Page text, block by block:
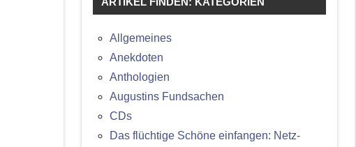
Allgemeines
Anekdoten
Anthologien
Augustins Fundsachen
CDs
Das flüchtige Schöne einfangen: Netz-